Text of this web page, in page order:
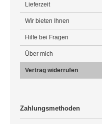
Lieferzeit
Wir bieten Ihnen
Hilfe bei Fragen
Über mich
Vertrag widerrufen
Zahlungsmethoden